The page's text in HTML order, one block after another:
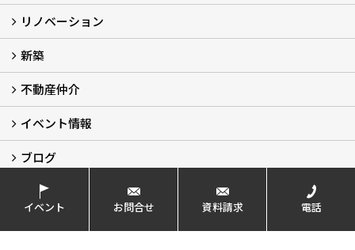
施工実例
お客様の声
リノベーション
再生良家の家づくり (2)
戸建住宅リノベーション
リフォーム
住まいの補助金2026 (7)
新築
LaLaCASAの家
家づくりの流れ
新築モデルハウスモニター募集
不動産仲介
不動産仲介
中古物件リノベーションの流れ
不動産情報
イベント情報
イベント予告
イベント報告
ブログ
スタッフブログ
株式会社トゥルーワークス
イベント お問合せ 資料請求 電話